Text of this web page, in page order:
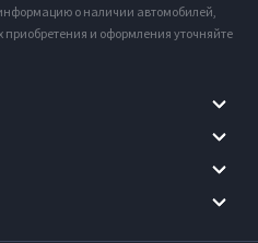
о наличии автомобилей,
приобретения и оформления уточняйте